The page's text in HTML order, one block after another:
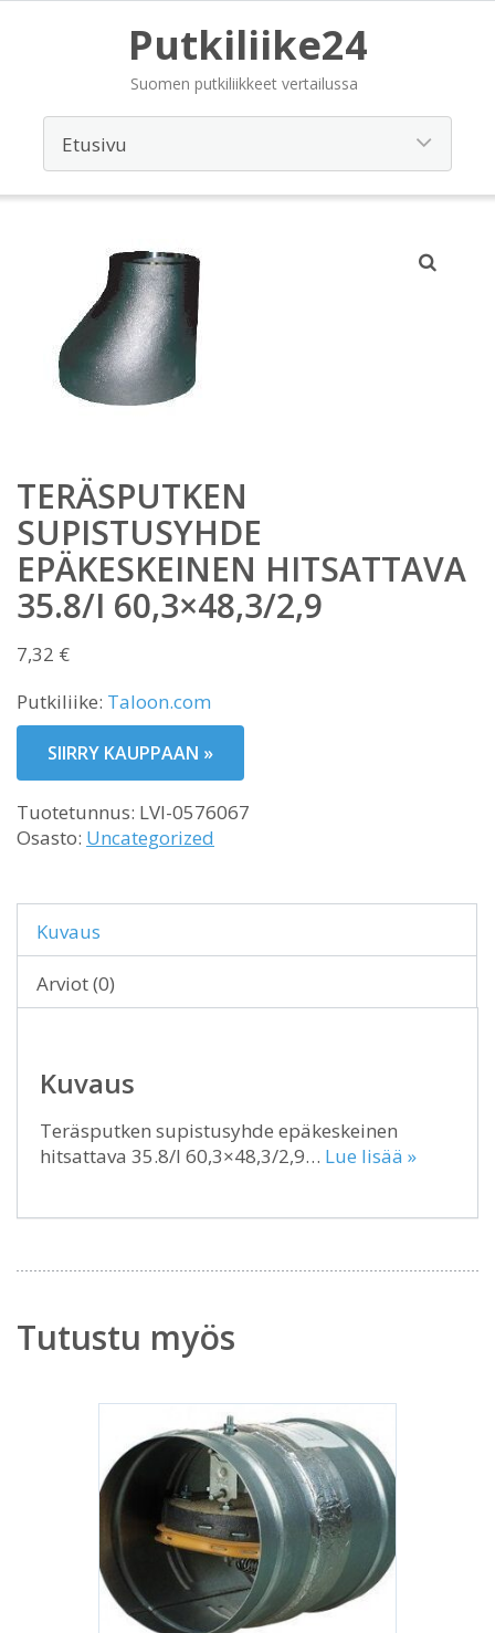
Putkiliike24
Suomen putkiliikkeet vertailussa
TERÄSPUTKEN
SUPISTUSYHDE
EPÄKESKEINEN HITSATTAVA
35.8/I 60,3×48,3/2,9
7,32 €
Putkiliike: Taloon.com
SIIRRY KAUPPAAN »
Tuotetunnus: LVI-0576067
Osasto: Uncategorized
Kuvaus
Arviot (0)
Kuvaus
Teräsputken supistusyhde epäkeskeinen
hitsattava 35.8/I 60,3×48,3/2,9… Lue lisää »
Tutustu myös